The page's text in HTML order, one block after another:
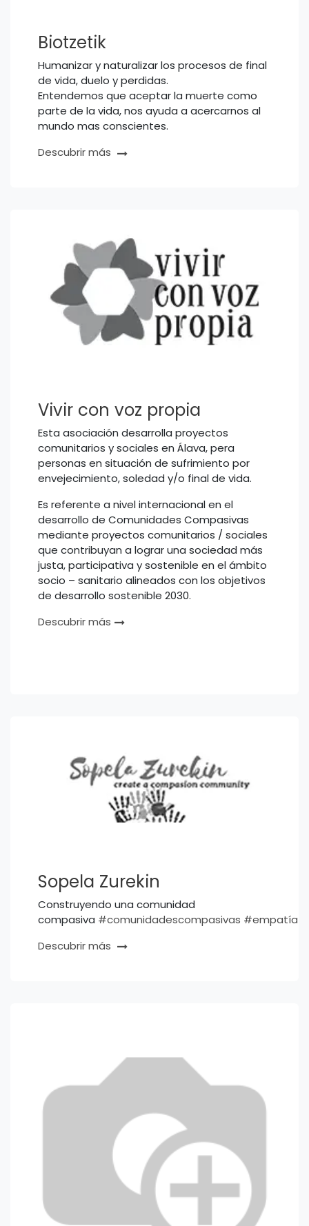
Biotzetik
Humanizar y naturalizar los procesos de final
de vida, duelo y perdidas.
Entendemos que aceptar la muerte como
parte de la vida, nos ayuda a acercarnos al
mundo mas conscientes.
Descubrir más
Vivir con voz propia
Esta asociación desarrolla proyectos
comunitarios y sociales en Álava, pera
personas en situación de sufrimiento por
envejecimiento, soledad y/o final de vida.
Es referente a nivel internacional en el
desarrollo de Comunidades Compasivas
mediante proyectos comunitarios / sociales
que contribuyan a lograr una sociedad más
justa, participativa y sostenible en el ámbito
socio – sanitario alineados con los objetivos
de desarrollo sostenible 2030.
Descubrir más
Sopela Zurekin
Construyendo una comunidad
compasiva #comunidadescompasivas #empatía
Descubrir más